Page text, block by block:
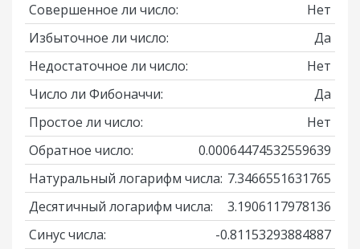
Совершенное ли число:
Нет
Избыточное ли число:
Да
Недостаточное ли число:
Нет
Число ли Фибоначчи:
Да
Простое ли число:
Нет
Обратное число:
0.00064474532559639
Натуральный логарифм числа: 7.3466551631765
Десятичный логарифм числа:
3.1906117978136
Синус числа:
-0.81153293884887